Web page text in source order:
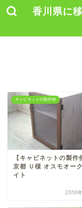
香川県に
キャビネットの製作例
【キャビネットの製作
京都 Ｕ様 オスモオー
イト
2010